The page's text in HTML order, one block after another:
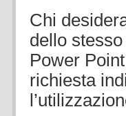
Chi
dello
Power
richiesta